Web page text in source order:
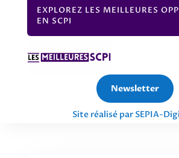
EXPLOREZ LES MEILLEURES
EN SCPI
Newsletter
Site réalisé par SEPIA-